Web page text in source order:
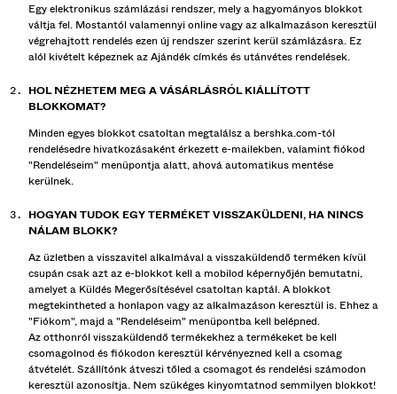
Egy elektronikus számlázási rendszer, mely a hagyományos blokkot
váltja fel. Mostantól valamennyi online vagy az alkalmazáson keresztül
végrehajtott rendelés ezen új rendszer szerint kerül számlázásra. Ez
alól kivételt képeznek az Ajándék címkés és utánvétes rendelések.
HOL NÉZHETEM MEG A VÁSÁRLÁSRÓL KIÁLLÍTOTT
BLOKKOMAT?
Minden egyes blokkot csatoltan megtalálsz a bershka.com-tól
rendelésedre hivatkozásaként érkezett e-mailekben, valamint fiókod
"Rendeléseim" menüpontja alatt, ahová automatikus mentése
kerülnek.
HOGYAN TUDOK EGY TERMÉKET VISSZAKÜLDENI, HA NINCS
NÁLAM BLOKK?
Az üzletben a visszavitel alkalmával a visszaküldendő terméken kívül
csupán csak azt az e-blokkot kell a mobilod képernyőjén bemutatni,
amelyet a Küldés Megerősítésével csatoltan kaptál. A blokkot
megtekintheted a honlapon vagy az alkalmazáson keresztül is. Ehhez a
"Fiókom", majd a "Rendeléseim" menüpontba kell belépned.
Az otthonról visszaküldendő termékekhez a termékeket be kell
csomagolnod és fiókodon keresztül kérvényezned kell a csomag
átvételét. Szállítónk átveszi tőled a csomagot és rendelési számodon
keresztül azonosítja. Nem szükéges kinyomtatnod semmilyen blokkot!